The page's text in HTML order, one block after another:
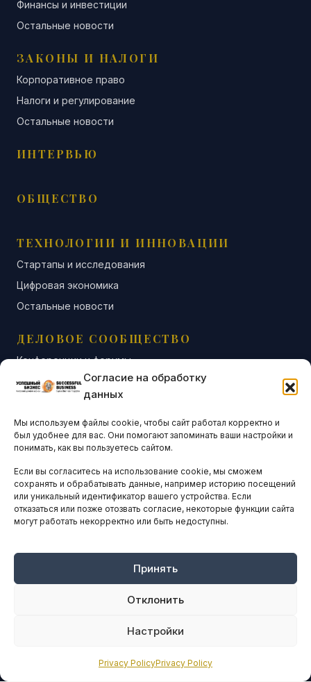
Согласие на обработку
данных
Мы используем файлы cookie, чтобы сайт работал корректно и
был удобнее для вас. Они помогают запоминать ваши настройки и
понимать, как вы пользуетесь сайтом.
Если вы согласитесь на использование cookie, мы сможем
сохранять и обрабатывать данные, например историю посещений
или уникальный идентификатор вашего устройства. Если
отказаться или позже отозвать согласие, некоторые функции сайта
могут работать некорректно или быть недоступны.
Принять
Отклонить
Настройки
Privacy PolicyPrivacy Policy
Финансы и инвестиции
Остальные новости
ЗАКОНЫ И НАЛОГИ
Корпоративное право
Налоги и регулирование
Остальные новости
ИНТЕРВЬЮ
ОБЩЕСТВО
ТЕХНОЛОГИИ И ИННОВАЦИИ
Стартапы и исследования
Цифровая экономика
Остальные новости
ДЕЛОВОЕ СООБЩЕСТВО
Конференции и форумы
Бизнес-клубы и ассоциации
Остальные новости
АНАЛИТИКА И СТАТИСТИКА
ARTICLES IN ENGLISH
НАВИГАЦИЯ
Оплата онлайн